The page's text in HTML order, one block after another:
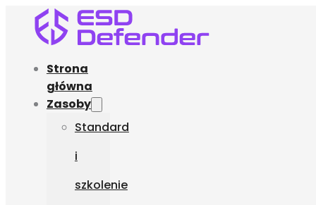
Strona
główna
Zasoby
Standard
i
szkolenie